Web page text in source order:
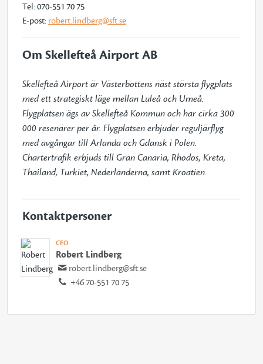
Tel: 070-551 70 75
E-post: robert.lindberg@sft.se
Om Skellefteå Airport AB
Skellefteå Airport är Västerbottens näst största flygplats
med ett strategiskt läge mellan Luleå och Umeå.
Flygplatsen ägs av Skellefteå Kommun och har cirka 300
000 resenärer per år. Flygplatsen erbjuder reguljärflyg
med avgångar till Arlanda och Gdansk i Polen.
Chartertrafik erbjuds till Gran Canaria, Rhodos, Kreta,
Thailand, Turkiet, Nederländerna, samt Kroatien.
Kontaktpersoner
CEO
Robert Lindberg
robert.lindberg@sft.se
+46 70-551 70 75